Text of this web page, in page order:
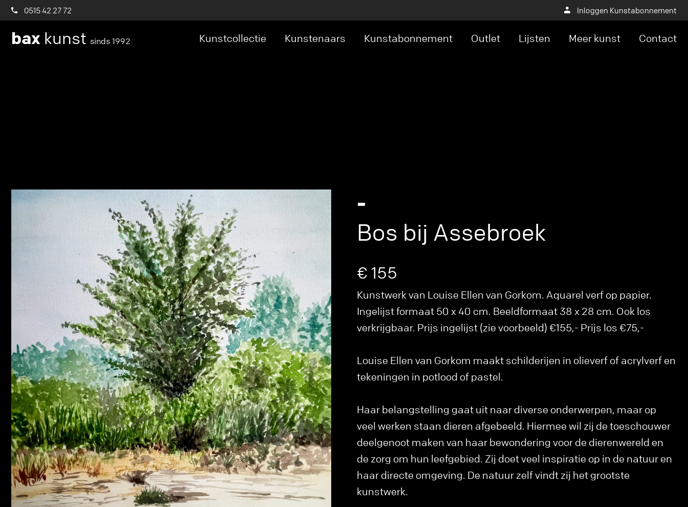
0515 42 27 72 Inloggen Kunstabonnement
bax kunst sinds 1992 Kunstcollectie Kunstenaars Kunstabonnement Outlet Lijsten Meer kunst Contact
-
Bos bij Assebroek
€ 155
Kunstwerk van Louise Ellen van Gorkom. Aquarel verf op papier.
Ingelijst formaat 50 x 40 cm. Beeldformaat 38 x 28 cm. Ook los
verkrijgbaar. Prijs ingelijst (zie voorbeeld) €155,- Prijs los €75,-
Louise Ellen van Gorkom maakt schilderijen in olieverf of acrylverf en
tekeningen in potlood of pastel.
Haar belangstelling gaat uit naar diverse onderwerpen, maar op
veel werken staan dieren afgebeeld. Hiermee wil zij de toeschouwer
deelgenoot maken van haar bewondering voor de dierenwereld en
de zorg om hun leefgebied. Zij doet veel inspiratie op in de natuur en
haar directe omgeving. De natuur zelf vindt zij het grootste
kunstwerk.